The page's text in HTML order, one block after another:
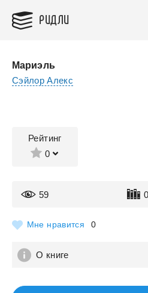
РИДЛИ
Мариэль
Сэйлор Алекс
Рейтинг
0
59 0
Мне нравится 0
О книге